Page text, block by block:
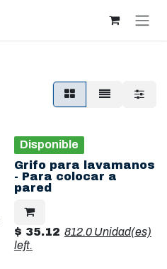
Disponible
Grifo para lavamanos
- Para colocar a
pared
$ 35.12 812.0 Unidad(es)
left.